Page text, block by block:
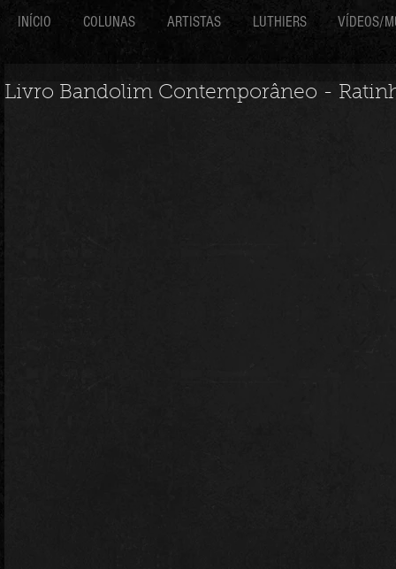
INÍCIO COLUNAS ARTISTAS LUTHIERS VÍDEOS/
Livro Bandolim Contemporâneo -